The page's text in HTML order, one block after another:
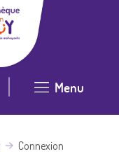
Menu
Connexion